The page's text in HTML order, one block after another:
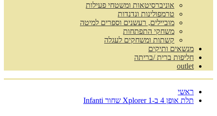
אוניברסיטאות ומשטחי פעילות
טרמפולינות ונדנדות
מוביילים, רעשנים וספרים למיטה
משחקי התפתחות
קשתות ומשחקים לעגלה
מנשאים ותיקים
חליפות ברית /בריתה
outlet
ראשי
תלת אופן 4 ב-1 Xplorer שחור Infanti